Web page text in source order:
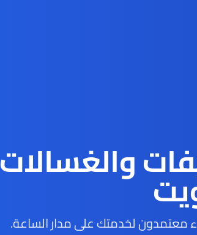
والغسالات
معتمدون لخدمتك على مدار الساعة.